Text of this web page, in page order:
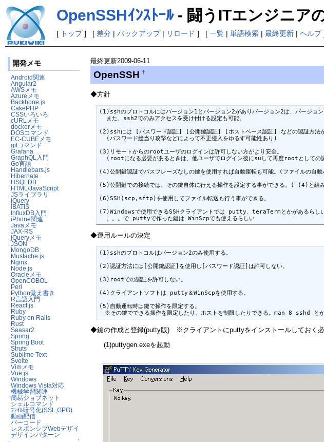
OpenSSHｲﾝｽﾄｰﾙ- 闘うITエンジニア
[ トップ] [ 差分 | バックアップ| リロード ] [ 一覧 | 単語検索 | 最終更新 | ヘルプ
開発メモ
Android関連
Angular2
AWSメモ
Azureメモ
Backbone.js
CakePHP
CSSいろいろ
cURLメモ
dockerメモ
DOSコマンド
EC-CUBEメモ
gitコマンド
Grafana
GraphQL入門
Go言語
Handlebars.js
Hibernate
HSQLDB
HTML/JavaScript
JSライブラリ
jQuery
iBATIS
InfluxDB入門
iPhone関連
Javaメモ
JAX-RS
jQueryメモ
JSON
MongoDB
Mustache.js
Nginx
Node.js
Oracleメモ
OpenCOBOL
Perl
Python覚え書き
R言語入門
React.js
Ruby
Ruby on Rails
Rust
Seasar2
Spring
Spring Boot
Struts
Sublime Text
Svelte
Vimメモ
Vue.js
Windows
Windows Vista対応
機械学習関連
簡易ジョブネット
シェルコマンド
ﾌｧｲﾙ暗号化(SSL,GPG)
動画配信
バーコード
レスポンシブWebデザイン
デザインパターン
↑
最終更新2009-06-11
OpenSSH†
◆方針
(1)sshのプロトコルにはバージョン1とバージョン2がありバージョン2は、バージョ
  また、ssh2でのみアクセスを受け付ける設定も可能。
(2)sshには [パスワード認証] [公開鍵認証] [ホストベース認証] などの認証方法が
  (パスワード総当り攻撃などによって不正侵入をゆるす可能性あり)
(3)リモートからのrootユーザのログインは許可しない方がより安全。
(rootになる必要があるときは、他ユーザでログイン後にsuして再度rootとしての
(4)公開鍵認証でパスフレーズなしの鍵を使用すれば自動運転も可能。(ファイルの自
(5)公開鍵での接続では、その鍵自体に行える操作を設定する事ができる。( (4)と組
(6)SSH(scp,sftp)を使用してファイル転送も行う事ができる。
(7)Windowsで使用できるSSHクライアントでは putty、teraTermとかがあるらし
  。。。で puttyで作った鍵は WinScpでも使えるらしい
◆運用ルールの決定
(1)sshのプロトコルはバージョン2のみ使用する。
(2)認証方法には[公開鍵認証]を使用し[パスワード認証]は許可しない。
(3)rootでの認証を許可しない。
(4)クライアントソフトは putty＆WinScpを使用する。
(5)自動運転時は鍵で操作を限定する。
※その鍵でできる操作を限定したり、ホストを制限したりできる。man 8 sshd と
◆鍵の作成と登録(putty版) ※クライアントにputtyをインストールしておく必
(1)puttygen.exeを起動